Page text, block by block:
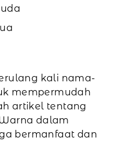
kali nama-
mempermudah
artikel tentang
dalam
bermanfaat dan